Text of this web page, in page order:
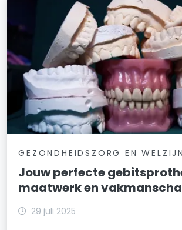
GEZONDHEIDSZORG EN
Jouw perfecte
maatwerk en
29 juli 2025